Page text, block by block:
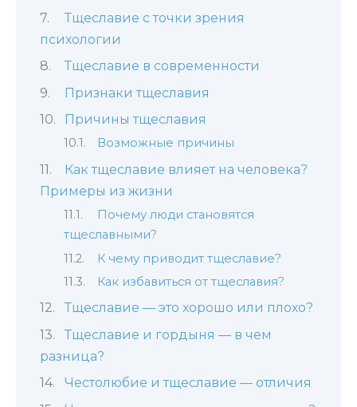
Тщеславие с точки зрения
психологии
Тщеславие в современности
Признаки тщеславия
Причины тщеславия
Возможные причины
Как тщеславие влияет на человека?
Примеры из жизни
Почему люди становятся
тщеславными?
К чему приводит тщеславие?
Как избавиться от тщеславия?
Тщеславие — это хорошо или плохо?
Тщеславие и гордыня — в чем
разница?
Честолюбие и тщеславие — отличия